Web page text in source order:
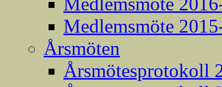
Medlemsmöte
Årsmöten
Årsmötesprotokoll